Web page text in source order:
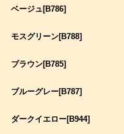
ベージュ[B786]
モスグリーン[B788]
ブラウン[B785]
ブルーグレー[B787]
ダークイエロー[B944]